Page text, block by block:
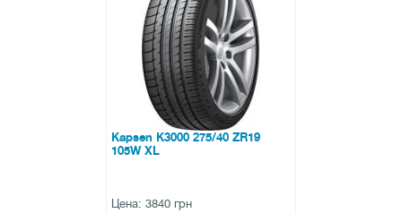
0 отзывов
Kapsen K3000 275/40 ZR19
105W XL
Цена: 3840 грн